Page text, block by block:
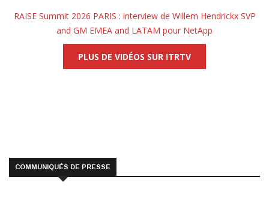
RAISE Summit 2026 PARIS : interview de Willem Hendrickx SVP
and GM EMEA and LATAM pour NetApp
PLUS DE VIDÉOS SUR ITRTV
COMMUNIQUÉS DE PRESSE